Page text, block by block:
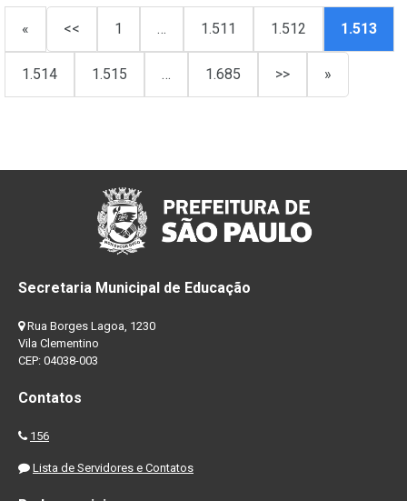
« << 1 … 1.511 1.512 1.513
1.514 1.515 … 1.685 >> »
Secretaria Municipal de Educação
Rua Borges Lagoa, 1230
Vila Clementino
CEP: 04038-003
Contatos
156
Lista de Servidores e Contatos